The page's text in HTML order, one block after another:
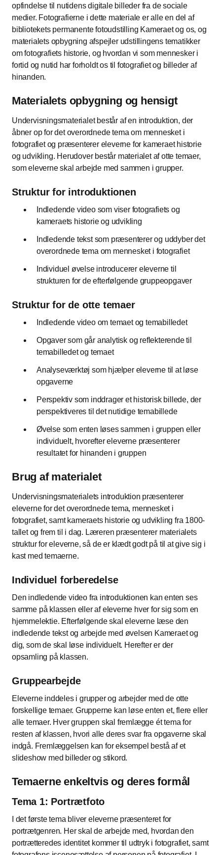
opfindelse til nutidens digitale billeder fra de sociale
medier. Fotografierne i dette materiale er alle en del af
bibliotekets permanente fotoudstilling Kameraet og os, og
materialets opbygning afspejler udstillingens tematikker
om fotografiets historie, og hvordan vi som mennesker i
fortid og nutid har forholdt os til fotografiet og billeder af
hinanden.
Materialets opbygning og hensigt
Undervisningsmaterialet består af en introduktion, der
åbner op for det overordnede tema om mennesket i
fotografiet og præsenterer eleverne for kameraet historie
og udvikling. Herudover består materialet af otte temaer,
som eleverne skal arbejde med sammen i grupper.
Struktur for introduktionen
Indledende video som viser fotografiets og
kameraets historie og udvikling
Indledende tekst som præsenterer og uddyber det
overordnede tema om mennesket i fotografiet
Individuel øvelse introducerer eleverne til
strukturen for de efterfølgende gruppeopgaver
Struktur for de otte temaer
Indledende video om temaet og temabilledet
Opgaver som går analytisk og reflekterende til
temabilledet og temaet
Analyseværktøj som hjælper eleverne til at løse
opgaverne
Perspektiv som inddrager et historisk billede, der
perspektiveres til det nutidige temabillede
Øvelse som enten løses sammen i gruppen eller
individuelt, hvorefter eleverne præsenterer
resultatet for hinanden i gruppen
Brug af materialet
Undervisningsmaterialets introduktion præsenterer
eleverne for det overordnede tema, mennesket i
fotografiet, samt kameraets historie og udvikling fra 1800-
tallet og frem til i dag. Læreren præsenterer materialets
struktur for eleverne, så de er klædt godt på til at give sig i
kast med temaerne.
Individuel forberedelse
Den indledende video fra introduktionen kan enten ses
samme på klassen eller af eleverne hver for sig som en
hjemmelektie. Efterfølgende skal eleverne læse den
indledende tekst og arbejde med øvelsen Kameraet og
dig, som de skal løse individuelt. Herefter er der
opsamling på klassen.
Gruppearbejde
Eleverne inddeles i grupper og arbejder med de otte
forskellige temaer. Grupperne kan løse enten et, flere eller
alle temaer. Hver gruppen skal fremlægge ét tema for
resten af klassen, hvori alle deres svar fra opgaverne skal
indgå. Fremlæggelsen kan for eksempel bestå af et
slideshow med billeder og stikord.
Temaerne enkeltvis og deres formål
Tema 1: Portrætfoto
I det første tema bliver eleverne præsenteret for
portrætgenren. Her skal de arbejde med, hvordan den
portrætteredes identitet kommer til udtryk i fotografiet, samt